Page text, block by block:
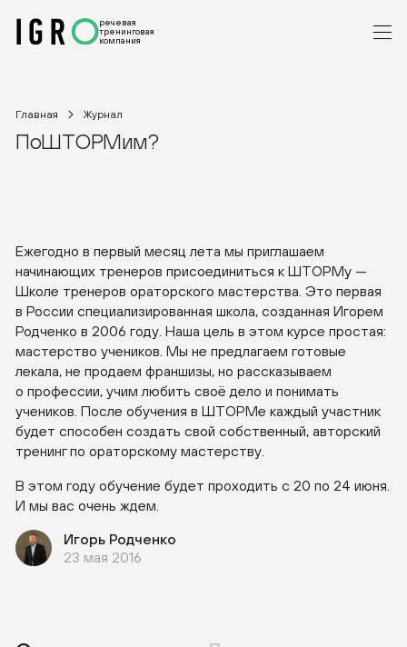
речевая
тренинговая
компания
Главная Журнал
ПоШТОРМим?
Ежегодно в первый месяц лета мы приглашаем
начинающих тренеров присоединиться к ШТОРМу —
Школе тренеров ораторского мастерства. Это первая
в России специализированная школа, созданная Игорем
Родченко в 2006 году. Наша цель в этом курсе простая:
мастерство учеников. Мы не предлагаем готовые
лекала, не продаем франшизы, но рассказываем
о профессии, учим любить своё дело и понимать
учеников. После обучения в ШТОРМе каждый участник
будет способен создать свой собственный, авторский
тренинг по ораторскому мастерству.
В этом году обучение будет проходить с 20 по 24 июня.
И мы вас очень ждем.
Игорь Родченко
23 мая 2016